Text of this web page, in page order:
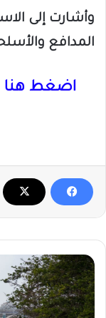
وأشارت إلى
المدافع
اضغط هنا
طهران
تتوعد
واشنطن
بعواقب